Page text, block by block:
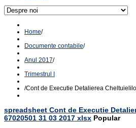
Home/
Documente contabile/
Anul 2017/
Trimestrul I
/Cont de Executie Detalierea
spreadsheet Cont de Executie
67020501 31 03 2017 xlsx Popular